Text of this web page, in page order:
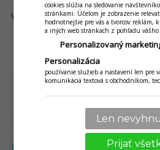
Váš pokladničný systém toho
vďaka špecializovaným
potrebám
QR KÓD NA STOLOCH
menu, platba aj privolanie obsluhy cez mobil
MOBILNÝ ČAŠNÍK
rýchle platby a objednávky bez odbiehania ku
ONLINE MENU A
cookies slúžia na sledovanie
stránkami. Účelom je zobrazenie
hodnotnejšie pre vás a tvorcov
a iných web stránkach z pohľadu
Personalizovaný
Personalizácia
používanie služieb a nastavení len pre
komunikácia textová s obchodníkom,
Len
Prijať